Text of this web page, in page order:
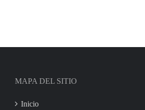
MAPA DEL SITIO
Inicio